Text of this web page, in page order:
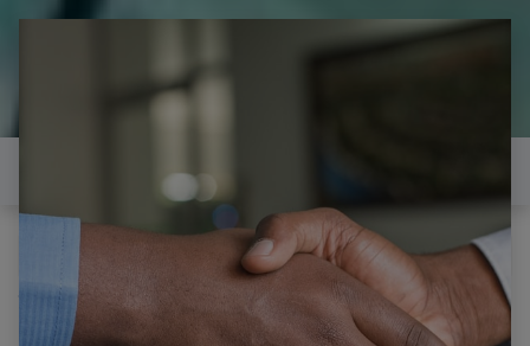
il est temps de
réparer...Electronique 66 est
heureux de vous aider
Tous les produits
Pour tv SONY KDL-37V5500 CARTE